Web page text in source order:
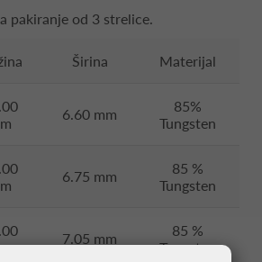
pakiranje od 3 strelice.
Širina Materijal
6.60 mm
85%
Tungsten
6.75 mm
85 %
Tungsten
7.05 mm
85 %
Tungsten